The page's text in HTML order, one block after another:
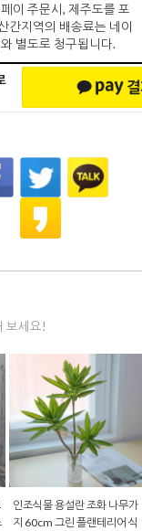
이 주문시, 제주도를 포
간지역의 배송료는 네이
별도로 청구됩니다.
보세요!
조화넝쿨 호박넝쿨 행잉 조화
가랜드 190cm 크림 인조 조롱